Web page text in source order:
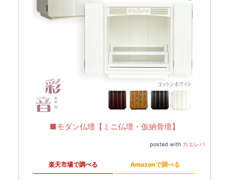
■モダン仏壇【ミニ仏壇・仮納骨壇】
posted with カエレバ
楽天市場で調べる Amazonで調べる